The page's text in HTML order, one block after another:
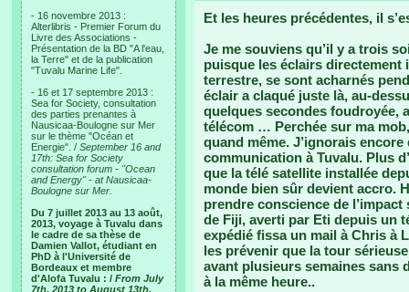
- 16 novembre 2013 :
Alterlibris - Premier Forum du
Livre des Associations -
Présentation de la BD "A l'eau,
la Terre" et de la publication
"Tuvalu Marine Life".
- 16 et 17 septembre 2013 :
Sea for Society, consultation
des parties prenantes à
Nausicaa-Boulogne sur Mer
sur le thème "Océan et
Energie". / September 16 and
17th: Sea for Society
consultation forum - "Ocean
and Energy" - at Nausicaa-
Boulogne sur Mer.
Du 7 juillet 2013 au 13 août,
2013, voyage à Tuvalu dans
le cadre de sa thèse de
Damien Vallot, étudiant en
PhD à l'Université de
Bordeaux et membre
d'Alofa Tuvalu : / From July
7th, 2013 to August 13th,
Et les heures précédentes, il
Je me souviens qu’il y a trois
puisque les éclairs directement
terrestre, se sont acharnés
éclair a claqué juste là, au-
quelques secondes foudroyée,
télécom … Perchée sur ma
quand même. J’ignorais
communication à Tuvalu. Plus
que la télé satellite installée
monde bien sûr devient accro.
prendre conscience de
de Fiji, averti par Eti depuis un
expédié fissa un mail à Chris à
les prévenir que la tour
avant plusieurs semaines sans
à la même heure..